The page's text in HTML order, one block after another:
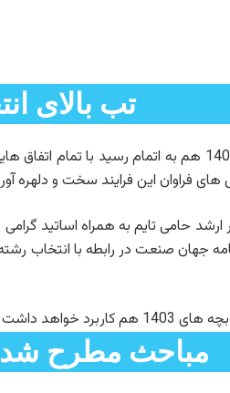
تب بالای
انتخاب رشته سال 1402 هم به اتمام رسید
حامی تایم به همراه اساتید
جهان صنعت در رابطه با انتخاب
رشته به ایشان کمک خواهد کرد.
مباحث مطرح